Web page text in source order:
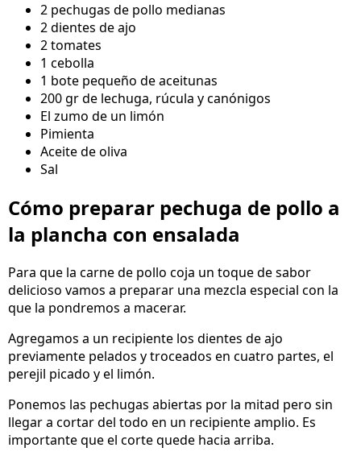
2 pechugas de pollo medianas
2 dientes de ajo
2 tomates
1 cebolla
1 bote pequeño de aceitunas
200 gr de lechuga, rúcula y canónigos
El zumo de un limón
Pimienta
Aceite de oliva
Sal
Cómo preparar pechuga de pollo a
la plancha con ensalada
Para que la carne de pollo coja un toque de sabor
delicioso vamos a preparar una mezcla especial con la
que la pondremos a macerar.
Agregamos a un recipiente los dientes de ajo
previamente pelados y troceados en cuatro partes, el
perejil picado y el limón.
Ponemos las pechugas abiertas por la mitad pero sin
llegar a cortar del todo en un recipiente amplio. Es
importante que el corte quede hacia arriba.